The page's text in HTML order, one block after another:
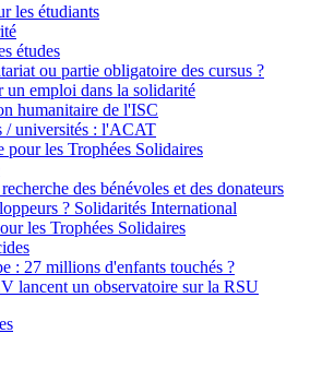
les étudiants
études
ou partie obligatoire des cursus ?
emploi dans la solidarité
humanitaire de l'ISC
/ universités : l'ACAT
pour les Trophées Solidaires
des bénévoles et des donateurs
? Solidarités International
les Trophées Solidaires
: 27 millions d'enfants touchés ?
lancent un observatoire sur la RSU